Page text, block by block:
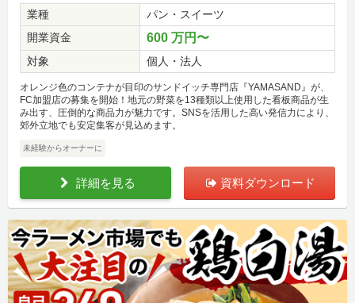
業種
パン・スイーツ
開業資金
600 万円〜
対象 個人・法人
オレンジ色のコンテナが目印のサンドイッチ専門店『YAMASAND』が、
FC加盟店の募集を開始！地元の野菜を13種類以上使用した看板商品が生
み出す、圧倒的な商品力が魅力です。SNSを活用した高い発信力により、
郊外立地でも安定集客が見込めます。
未経験からオーナーに
詳細を見る 資料ダウンロード